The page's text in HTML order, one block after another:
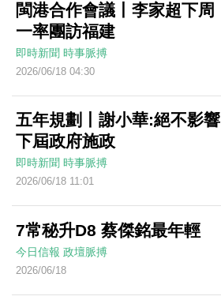
閩港合作會議丨李家超下周
一率團訪福建
即時新聞 時事脈搏
2026/06/18 04:30
五年規劃丨謝小華:絕不影響
下屆政府施政
即時新聞 時事脈搏
2026/06/18 11:01
7常秘升D8 蔡傑銘最年輕
今日信報 政壇脈搏
2026/06/18